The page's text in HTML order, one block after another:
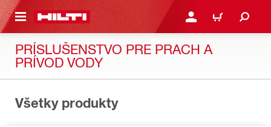
HLAVNÝ OBSAH PRIHLÁSIŤ ALEBO
KOŠÍK
PRÍSLUŠENSTVO PRE PRACH A
PRÍVOD VODY
Všetky produkty